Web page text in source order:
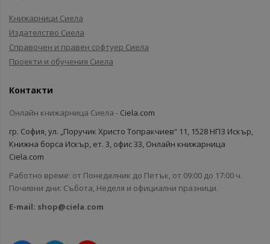
Книжарници Сиела
Издателство Сиела
Справочен и правен софтуер Сиела
Проекти и обучения Сиела
Контакти
Онлайн книжарница Сиела - Ciela.com
гр. София, ул. „Поручик Христо Топракчиев“ 11, 1528 НПЗ Искър,
Книжна борса Искър, ет. 3, офис 33, Онлайн книжарница
Ciela.com
Работно време: от Понеделник до Петък, от 09:00 до 17:00 ч.
Почивни дни: Събота, Неделя и официални празници.
E-mail: shop@ciela.com